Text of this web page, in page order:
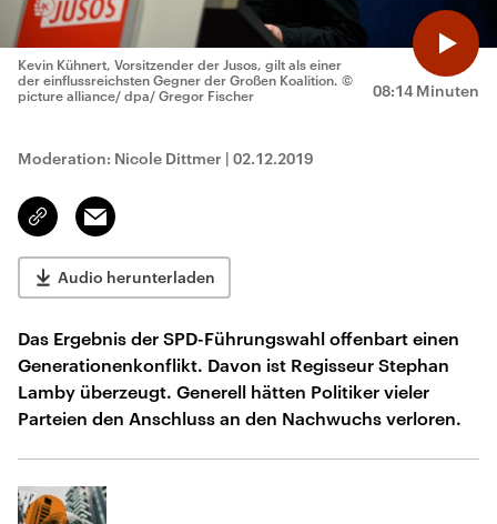
08:14 Minuten
Kevin Kühnert, Vorsitzender der Jusos, gilt als einer
der einflussreichsten Gegner der Großen Koalition. ©
picture alliance/ dpa/ Gregor Fischer
Moderation: Nicole Dittmer | 02.12.2019
Link
kopieren/teilen
Email
Audio herunterladen
Das Ergebnis der SPD-Führungswahl offenbart einen
Generationenkonflikt. Davon ist Regisseur Stephan
Lamby überzeugt. Generell hätten Politiker vieler
Parteien den Anschluss an den Nachwuchs verloren.